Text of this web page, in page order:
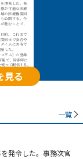
見る
一覧
発令した。事務次官